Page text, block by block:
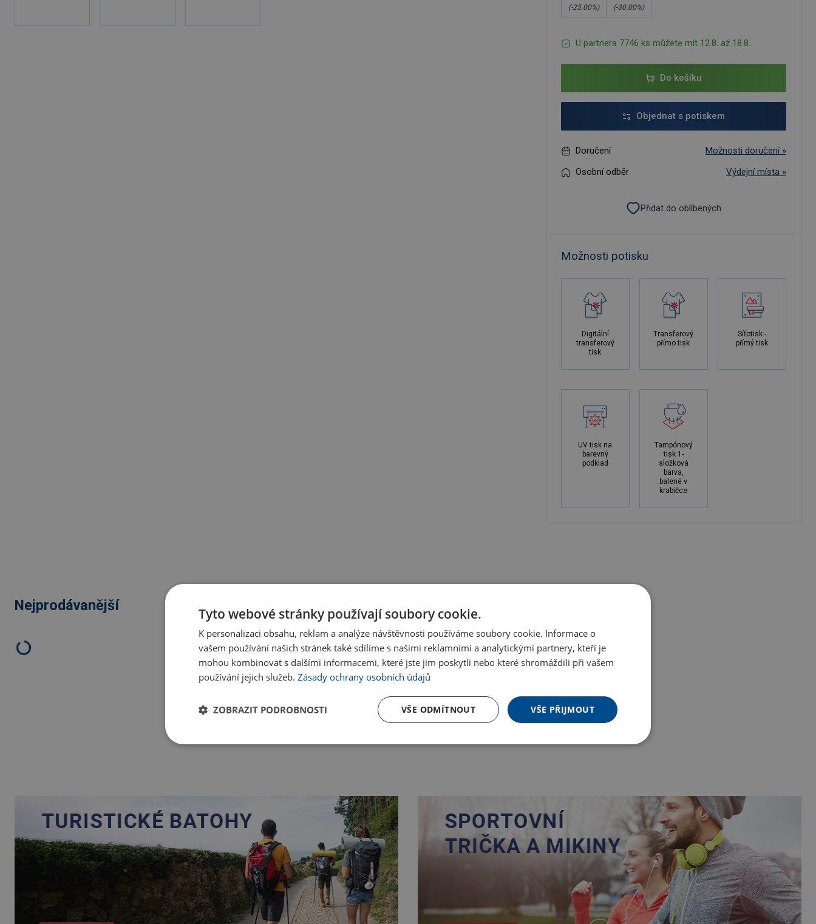
(-25.00%)
(-30.00%)
U partnera 7746 ks můžete mít 12.8. až 18.8.
Do košíku
Objednat s potiskem
Doručení
Možnosti doručení »
Osobní odběr
Výdejní místa »
Přidat do oblíbených
Možnosti potisku
Digitální
transferový
tisk
Transferový
přímo tisk
Síťotisk -
přímý tisk
UV tisk na
barevný
podklad
Tampónový
tisk 1-
složková
barva,
balené v
krabičce
Nejprodávanější Tyto webové stránky používají soubory cookie.
K personalizaci obsahu, reklam a analýze návštěvnosti používáme soubory cookie. Informace o
vašem používání našich stránek také sdílíme s našimi reklamními a analytickými partnery, kteří je
mohou kombinovat s dalšími informacemi, které jste jim poskytli nebo které shromáždili při vašem
používání jejich služeb. Zásady ochrany osobních údajů
VŠE PŘIJMOUT
VŠE ODMÍTNOUT
ZOBRAZIT PODROBNOSTI